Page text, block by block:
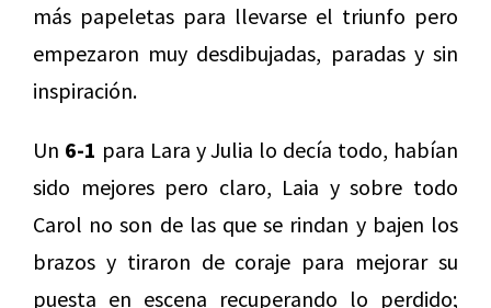
más papeletas para llevarse el triunfo pero
empezaron muy desdibujadas, paradas y sin
inspiración.
Un 6-1 para Lara y Julia lo decía todo, habían
sido mejores pero claro, Laia y sobre todo
Carol no son de las que se rindan y bajen los
brazos y tiraron de coraje para mejorar su
puesta en escena recuperando lo perdido;